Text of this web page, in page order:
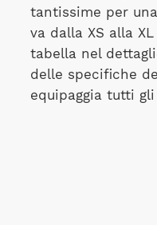
tantissime per
va dalla XS alla
tabella nel
delle specifiche
equipaggia tutti